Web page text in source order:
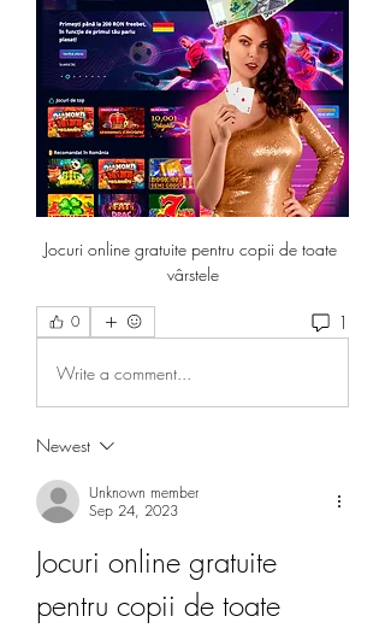
Jocuri online gratuite pentru copii de toate
vârstele
0 1
Write a comment...
Newest
Unknown member
Sep 24, 2023
Jocuri online gratuite
pentru copii de toate